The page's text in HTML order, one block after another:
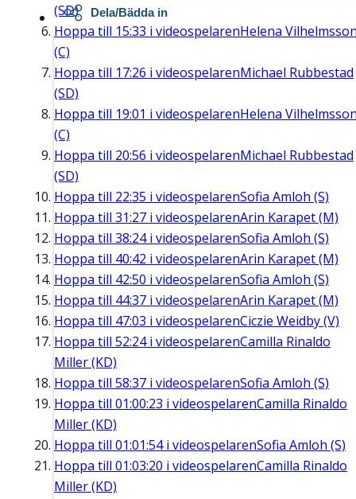
(SD)
Hoppa till 15:33 i videospelarenHelena
(C)
Hoppa till 17:26 i videospelarenMichael Rubbestad
(SD)
Hoppa till 19:01 i videospelarenHelena
(C)
Hoppa till 20:56 i videospelarenMichael Rubbestad
(SD)
Hoppa till 22:35 i videospelarenSofia Amloh (S)
Hoppa till 31:27 i videospelarenArin Karapet (M)
Hoppa till 38:24i videospelarenSofia Amloh (S)
Hoppa till 40:42 i videospelarenArin Karapet (M)
Hoppa till 42:50 i videospelarenSofia Amloh (S)
Hoppa till 44:37 i videospelarenArin Karapet (M)
Hoppa till 47:03 i videospelarenCiczie Weidby (V)
Hoppa till 52:24i videospelarenCamilla Rinaldo
Miller (KD)
Hoppa till 58:37 i videospelarenSofia Amloh (S)
Hoppa till 01:00:23 i videospelarenCamilla Rinaldo
Miller (KD)
Hoppa till 01:01:54i videospelarenSofia Amloh (S)
Hoppa till 01:03:20 i videospelarenCamilla Rinaldo
Miller (KD)
Dela/Bädda in